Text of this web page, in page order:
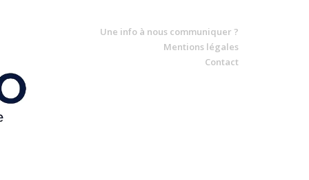
Une info à nous communiquer ?
Mentions légales
Contact